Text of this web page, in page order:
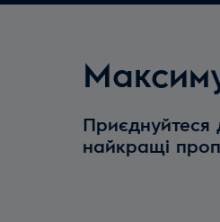
Приєднуйтеся
найкращі